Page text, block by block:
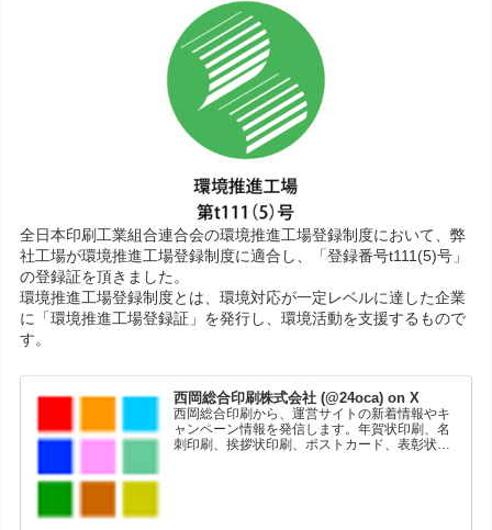
全日本印刷工業組合連合会の環境推進工場登録制度において、弊
社工場が環境推進工場登録制度に適合し、「登録番号t111(5)号」
の登録証を頂きました。
環境推進工場登録制度とは、環境対応が一定レベルに達した企業
に「環境推進工場登録証」を発行し、環境活動を支援するもので
す。
西岡総合印刷株式会社 (@24oca) on X
西岡総合印刷から、運営サイトの新着情報やキ
ャンペーン情報を発信します。年賀状印刷、名
刺印刷、挨拶状印刷、ポストカード、表彰状印